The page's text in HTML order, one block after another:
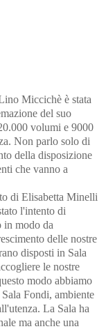
Miccichè è stata
del suo
volumi e 9000
Non parlo solo di
della disposizione
che vanno a
di Elisabetta Minelli
l'intento di
in modo da
delle nostre
disposti in Sala
le nostre
modo abbiamo
Fondi, ambiente
La Sala ha
ma anche una